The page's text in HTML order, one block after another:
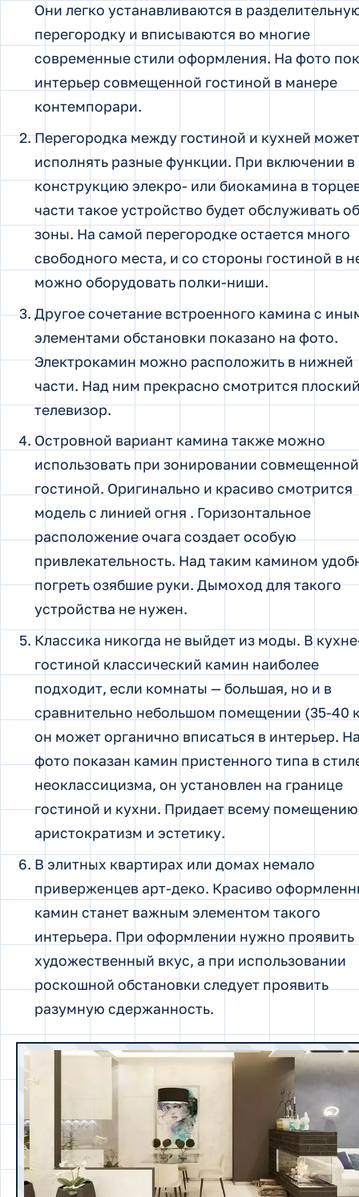
Они легко устанавливаются в
перегородку и вписываются во многие
современные стили оформления. На фото
интерьер совмещенной гостиной в манере
контемпорари.
Перегородка между гостиной и кухней может
исполнять разные функции. При включении в
конструкцию элекро- или биокамина в
части такое устройство будет обслуживать
зоны. На самой перегородке остается много
свободного места, и со стороны гостиной в
можно оборудовать полки-ниши.
Другое сочетание встроенного камина с
элементами обстановки показано на фото.
Электрокамин можно расположить в нижней
части. Над ним прекрасно смотрится
телевизор.
Островной вариант камина также можно
использовать при зонировании совмещенной
гостиной. Оригинально и красиво смотрится
модель с линией огня . Горизонтальное
расположение очага создает особую
привлекательность. Над таким камином
погреть озябшие руки. Дымоход для такого
устройства не нужен.
Классика никогда не выйдет из моды. В
гостиной классический камин наиболее
подходит, если комнаты — большая, но и в
сравнительно небольшом помещении (35-40
он может органично вписаться в интерьер.
фото показан камин пристенного типа в
неоклассицизма, он установлен на границе
гостиной и кухни. Придает всему помещению
аристократизм и эстетику.
В элитных квартирах или домах немало
приверженцев арт-деко. Красиво
камин станет важным элементом такого
интерьера. При оформлении нужно проявить
художественный вкус, а при использовании
роскошной обстановки следует проявить
разумную сдержанность.